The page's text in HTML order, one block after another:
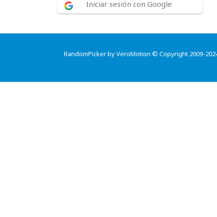
Iniciar sesión con Google
RandomPicker by VeroMotion © Copyright 2009-